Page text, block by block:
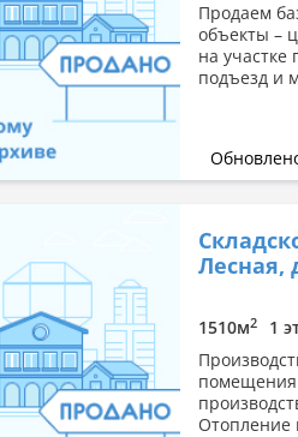
Продаем
объекты –
на
подъезд и
Лесная,
1510м2
1
помещения
Отопление